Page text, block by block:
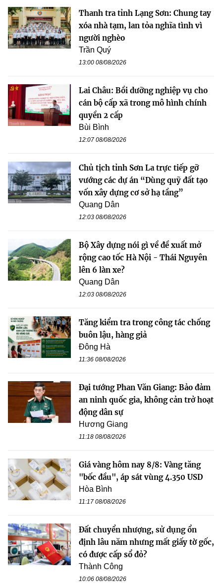
Thanh tra tỉnh Lạng Sơn: Chung tay
xóa nhà tạm, lan tỏa nghĩa tình vì
người nghèo
Trần Quý
13:00 08/08/2026
Lai Châu: Bồi dưỡng nghiệp vụ cho
cán bộ cấp xã trong mô hình chính
quyền 2 cấp
Bùi Bình
12:07 08/08/2026
Chủ tịch tỉnh Sơn La trực tiếp gỡ
vướng các dự án “Dùng quỹ đất tạo
vốn xây dựng cơ sở hạ tầng”
Quang Dân
12:03 08/08/2026
Bộ Xây dựng nói gì về đề xuất mở
rộng cao tốc Hà Nội - Thái Nguyên
lên 6 làn xe?
Quang Dân
12:03 08/08/2026
Tăng kiểm tra trong công tác chống
buôn lậu, hàng giả
Đông Hà
11:36 08/08/2026
Đại tướng Phan Văn Giang: Bảo đảm
an ninh quốc gia, không cản trở hoạt
động dân sự
Hương Giang
11:18 08/08/2026
Giá vàng hôm nay 8/8: Vàng tăng
"bốc đầu", áp sát vùng 4.350 USD
Hòa Bình
11:17 08/08/2026
Đất chuyển nhượng, sử dụng ổn
định lâu năm nhưng mất giấy tờ gốc,
có được cấp sổ đỏ?
Thành Công
10:06 08/08/2026